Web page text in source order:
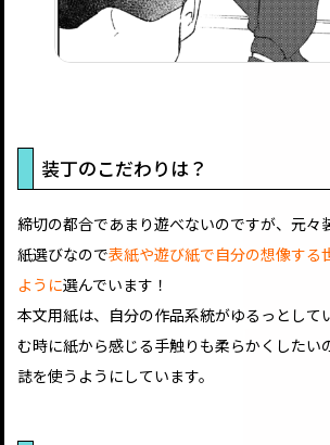
装丁のこだわりは？
締切の都合であまり遊べないのですが、元々
紙選びなので表紙や遊び紙で自分の想像する
ように選んでいます！
本文用紙は、自分の作品系統がゆるっとして
む時に紙から感じる手触りも柔らかくしたい
誌を使うようにしています。